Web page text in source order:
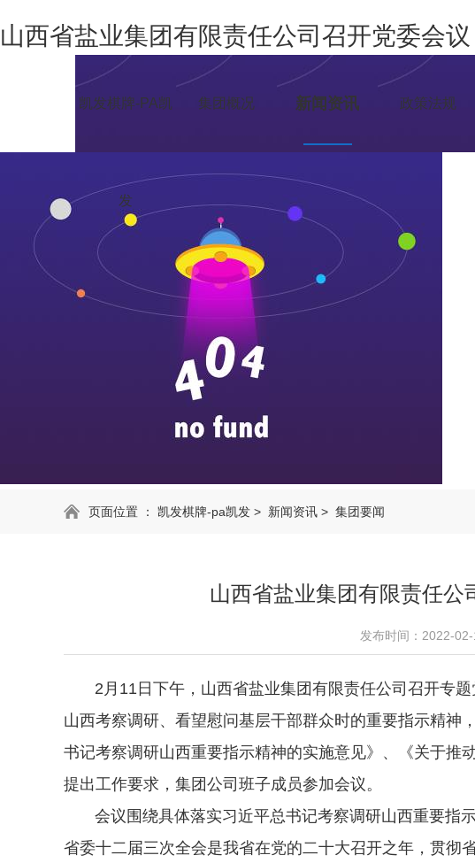
山西省盐业集团有限责任公司召开党委会
凯发棋牌-PA凯
发
集团概况 新闻资讯 政策法规
页面位置 ： 凯发棋牌-pa凯发 > 新闻资讯 > 集团要闻
山西省盐业集团有限责任
发布时间：2022-02-
2月11日下午，山西省盐业集团有限责任公司召开专题
山西考察调研、看望慰问基层干部群众时的重要指示精神
书记考察调研山西重要指示精神的实施意见》、《关于推
提出工作要求，集团公司班子成员参加会议。
会议围绕具体落实习近平总书记考察调研山西重要指示
省委十二届三次全会是我省在党的二十大召开之年，贯彻